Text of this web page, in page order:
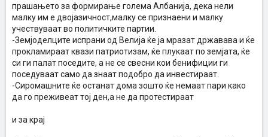
прашањето за формирање голема Албанија, дека нели
малку им е двојазичност,малку се признаени и малку
учествуваат во политичките партии.
-Земјоделците испрани од Велија ќе ја мразат државава и ќе
прокламираат квази патриотизам, ќе плукаат по земјата, ќе
си ги палат поседите, а не се свесни кои бенифиции ги
поседуваат само да знаат подобро да инвестираат.
-Сиромашните ќе останат дома зошто ќе немаат пари како
да го преживеат тој ден,а не да протестираат
и за крај